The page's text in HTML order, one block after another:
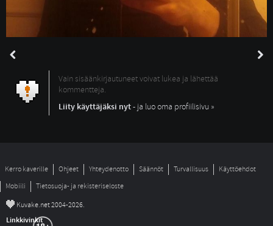
Vain sisäänkirjautuneet voivat lukea ja lähettää
kommentteja.
Liity käyttäjäksi nyt- ja luo oma profiilisivu »
Kerro kaverille Ohjeet Yhteydenotto Säännöt Turvallisuus
Käyttöehdot
Mobiili
Tietosuoja- ja rekisteriseloste
© Kuvake.net 2004-2026.
Linkkivinkit